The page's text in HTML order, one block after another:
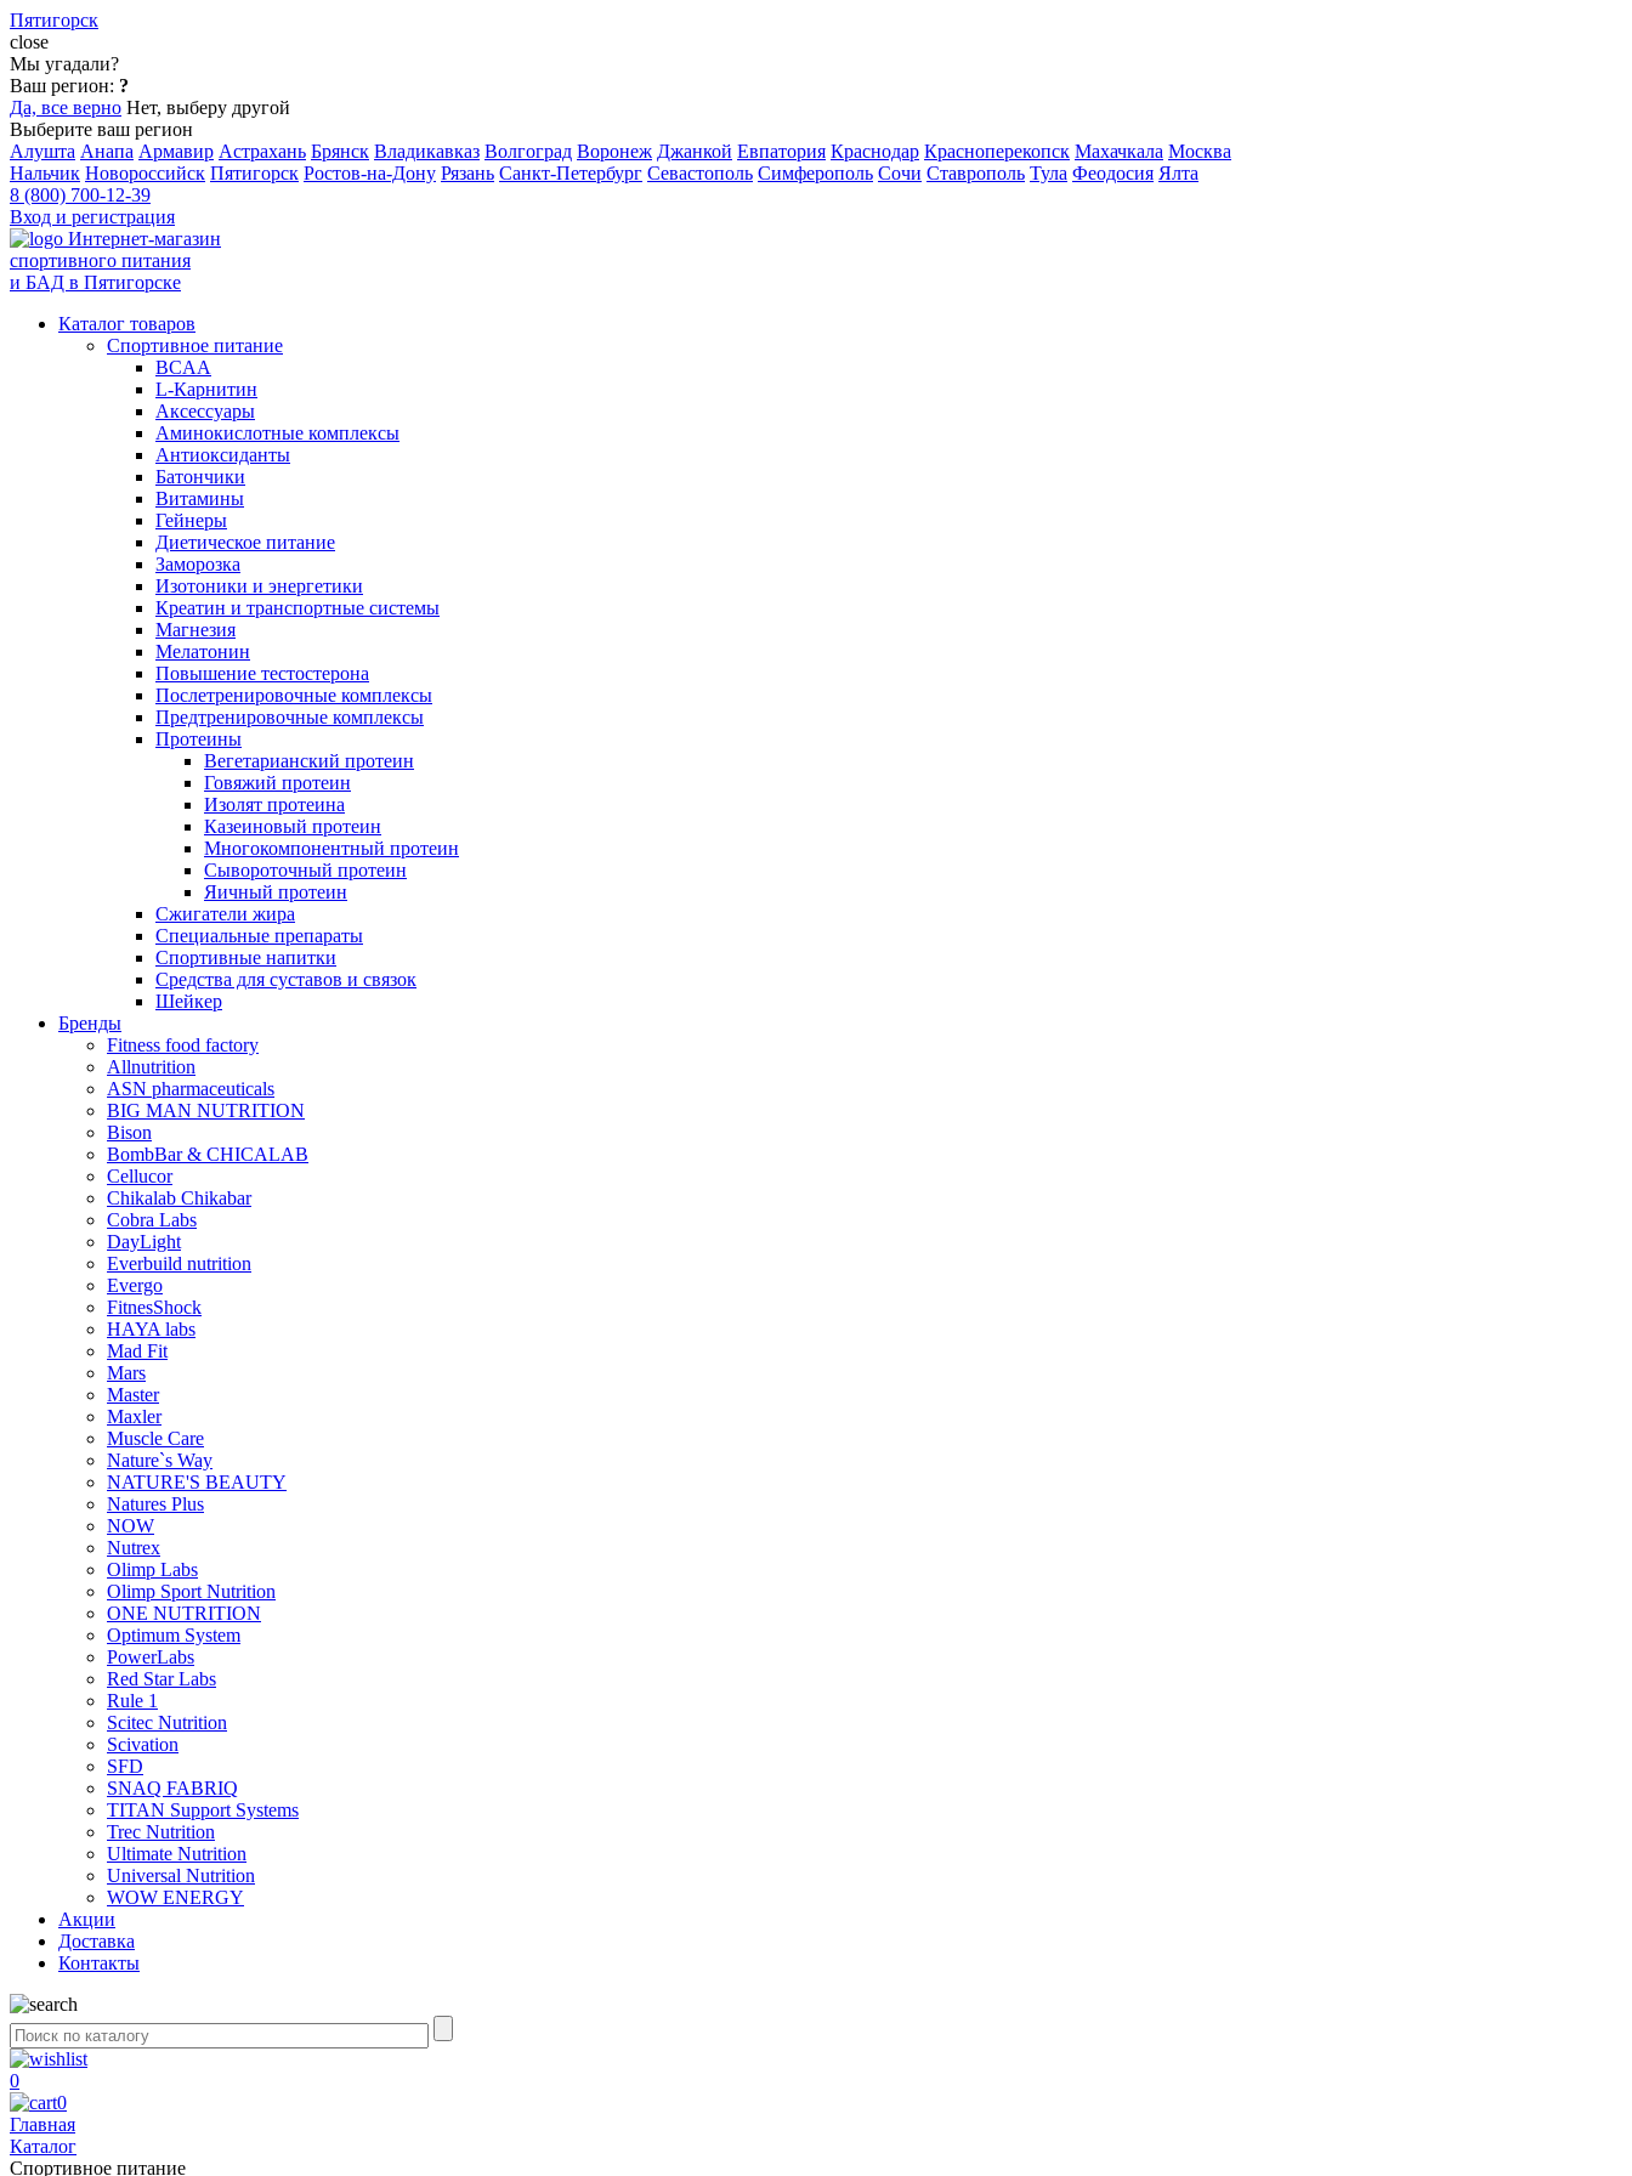
Пятигорск
close
Мы угадали?
Ваш регион: ?
Да, все верно Нет, выберу другой
Выберите ваш регион
Алушта Анапа Армавир Астрахань Брянск Владикавказ Волгоград Воронеж Джанкой Евпатория Краснодар Красноперекопск Махачкала Москва
Нальчик Новороссийск Пятигорск Ростов-на-Дону Рязань Санкт-Петербург Севастополь Симферополь Сочи Ставрополь Тула Феодосия Ялта
8 (800) 700-12-39
Вход и регистрация
Интернет-магазин
спортивного питания
и БАД в Пятигорске
Каталог товаров
Спортивное питание
BCAA
L-Карнитин
Аксессуары
Аминокислотные комплексы
Антиоксиданты
Батончики
Витамины
Гейнеры
Диетическое питание
Заморозка
Изотоники и энергетики
Креатин и транспортные системы
Магнезия
Мелатонин
Повышение тестостерона
Послетренировочные комплексы
Предтренировочные комплексы
Протеины
Вегетарианский протеин
Говяжий протеин
Изолят протеина
Казеиновый протеин
Многокомпонентный протеин
Сывороточный протеин
Яичный протеин
Сжигатели жира
Специальные препараты
Спортивные напитки
Средства для суставов и связок
Шейкер
Бренды
Fitness food factory
Allnutrition
ASN pharmaceuticals
BIG MAN NUTRITION
Bison
BombBar & CHICALAB
Cellucor
Chikalab Chikabar
Cobra Labs
DayLight
Everbuild nutrition
Evergo
FitnesShock
HAYA labs
Mad Fit
Mars
Master
Maxler
Muscle Care
Nature`s Way
NATURE'S BEAUTY
Natures Plus
NOW
Nutrex
Olimp Labs
Olimp Sport Nutrition
ONE NUTRITION
Optimum System
PowerLabs
Red Star Labs
Rule 1
Scitec Nutrition
Scivation
SFD
SNAQ FABRIQ
TITAN Support Systems
Trec Nutrition
Ultimate Nutrition
Universal Nutrition
WOW ENERGY
Акции
Доставка
Контакты
0
0
Главная
Каталог
Спортивное питание